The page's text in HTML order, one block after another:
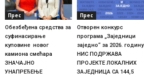
Прес
Обезбеђена средства за
суфинасирање
куповине новог
камиона смећара
ЗНАЧАЈНО
УНАПРЕЂЕЊЕ
Прес
Отворен конкурс
програма „Заједници
заједно“ за 2026. годину
НИС ПОДРЖАВА
ПРОЈЕКТЕ ЛОКАЛНИХ
ЗАЈЕДНИЦА СА 144,5